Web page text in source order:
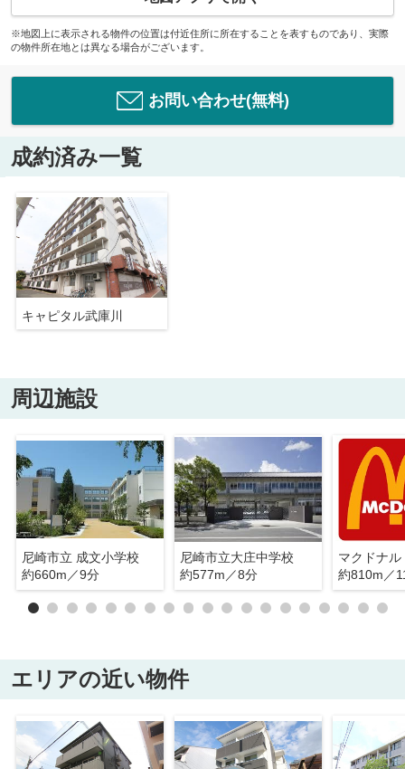
※地図上に表示される物件の位置は付近住所に所在することを表すものであり、実際
の物件所在地とは異なる場合がございます。
お問い合わせ(無料)
成約済み一覧
キャピタル武庫川
周辺施設
尼崎市立 成文小学校
約660m／9分
尼崎市立大庄中学校
約577m／8分
約810m／
エリアの近い物件